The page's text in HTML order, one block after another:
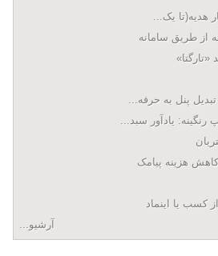
هدیه(تا یک...
از طریق سامانه
پنل به حرفه...
یادآور سبد...
هزینه پیامک
کسب یا اینماد
آرشیو...